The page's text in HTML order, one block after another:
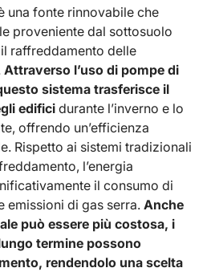
una fonte rinnovabile che
proveniente dal sottosuolo
raffreddamento delle
Attraverso l’uso di pompe di
sistema trasferisce il
edificidurante l’inverno e lo
offrendo un’efficienza
Rispetto ai sistemi tradizionali
l’energia
il consumo di
emissioni di gas serra.Anche
può essere più costosa, i
termine possono
rendendolo una scelta